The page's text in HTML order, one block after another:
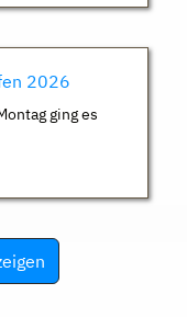
2026
ging es